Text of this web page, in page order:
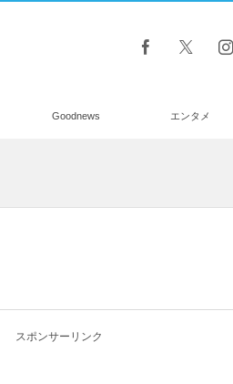
Goodnews エンタメ
スポンサーリンク